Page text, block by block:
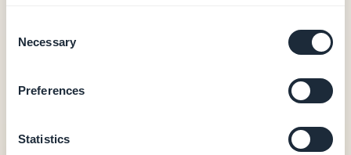
Selection
Necessary
Preferences
Statistics
Achats in-app (Apple StoreKit / Google Play
Billing)
20 extensions incluses
Accompagnement publication stores (GBTC)